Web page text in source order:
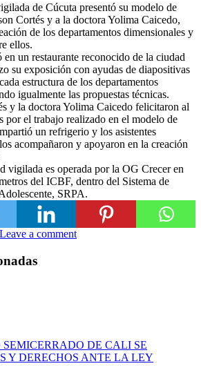
de Cúcuta presentó su modelo de
Cortés y a la doctora Yolima Caicedo,
de los departamentos dimensionales y
ellos.
un restaurante reconocido de la ciudad
su exposición con ayudas de diapositivas
estructura de los departamentos
igualmente las propuestas técnicas.
y la doctora Yolima Caicedo felicitaron al
por el trabajo realizado en el modelo de
un refrigerio y los asistentes
acompañaron y apoyaron en la creación
vigilada es operada por la OG Crecer en
del ICBF, dentro del Sistema de
SRPA.
Leave a comment
DE CALI SE
Y DERECHOS ANTE LA LEY